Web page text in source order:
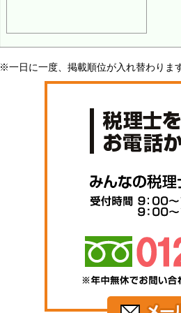
※一日に一度、掲載順位が入れ替わりま